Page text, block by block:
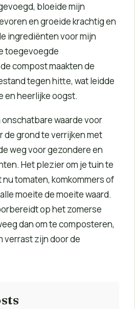
bloeide mijn
en groeide krachtig en
ingrediënten voor mijn
toegevoegde
compost maakten de
tegen hitte, wat leidde
en heerlijke oogst.
waarde voor
de grond te verrijken met
weg voor gezondere en
Het plezier om je tuin te
tomaten, komkommers of
moeite de moeite waard.
op het zomerse
dan om te composteren,
verrast zijn door de